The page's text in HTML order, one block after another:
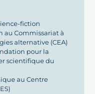
fiction
au Commissariat à
alternative (CEA)
pour la
scientifique du
au Centre